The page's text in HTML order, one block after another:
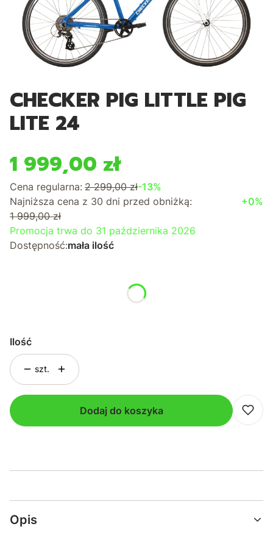
CHECKER PIG LITTLE PIG
LITE 24
1 999,00 zł
Cena regularna: 2 299,00 zł-13%
Najniższa cena z 30 dni przed obniżką:
1 999,00 zł
+0%
Promocja trwa do 31 października 2026
Dostępność:mała ilość
Ilość
szt.
Dodaj do koszyka
Opis